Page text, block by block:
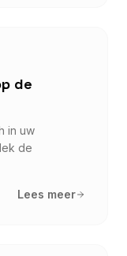
de
in uw
de
Lees meer